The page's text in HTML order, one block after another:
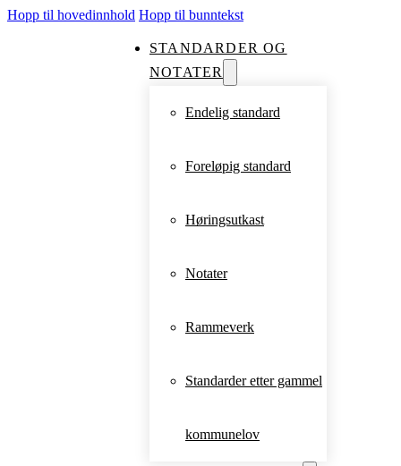
Hopp til hovedinnhold Hopp til bunntekst
STANDARDER OG
NOTATER
Endelig standard
Foreløpig standard
Høringsutkast
Notater
Rammeverk
Standarder etter gammel
kommunelov